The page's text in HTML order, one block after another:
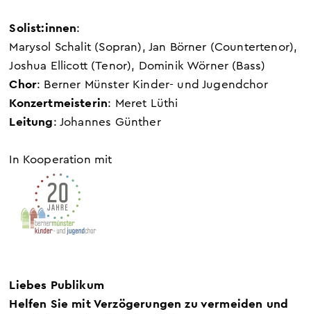
Solist:innen:
Marysol Schalit (Sopran), Jan Börner (Countertenor),
Joshua Ellicott (Tenor), Dominik Wörner (Bass)
Chor: Berner Münster Kinder- und Jugendchor
Konzertmeisterin: Meret Lüthi
Leitung: Johannes Günther
In Kooperation mit
Liebes Publikum
Helfen Sie mit Verzögerungen zu vermeiden und